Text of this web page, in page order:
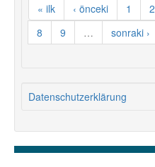
« ilk ‹ önceki 1 2
8
9 … sonraki ›
Datenschutzerklärung